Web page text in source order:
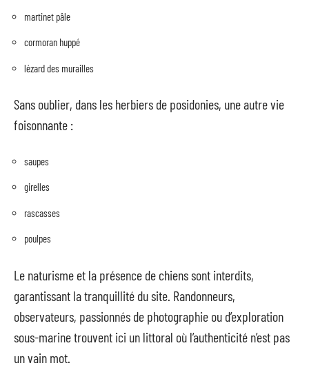
martinet pâle
cormoran huppé
lézard des murailles
Sans oublier, dans les herbiers de posidonies, une autre vie
foisonnante :
saupes
girelles
rascasses
poulpes
Le naturisme et la présence de chiens sont interdits,
garantissant la tranquillité du site. Randonneurs,
observateurs, passionnés de photographie ou d’exploration
sous-marine trouvent ici un littoral où l’authenticité n’est pas
un vain mot.